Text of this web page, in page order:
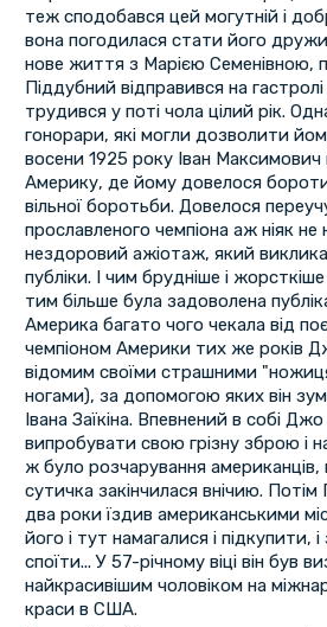
теж сподобався цей могутній і
вона погодилася стати його
нове життя з Марією Семенівною,
Піддубний відправився на
трудився у поті чола цілий рік.
гонорари, які могли дозволити
восени 1925 року Іван
Америку, де йому довелося
вільної боротьби. Довелося
прославленого чемпіона аж ніяк не
нездоровий ажіотаж, який
публіки. І чим брудніше і
тим більше була задоволена
Америка багато чого чекала від
чемпіоном Америки тих же років
відомим своїми страшними
ногами), за допомогою яких він
Івана Заїкіна. Впевнений в собі
випробувати свою грізну зброю і
ж було розчарування
сутичка закінчилася внічию.
два роки їздив американськими
його і тут намагалися і підкупити, і
споїти... У 57-річному віці він був
найкрасивішим чоловіком на
краси в США.